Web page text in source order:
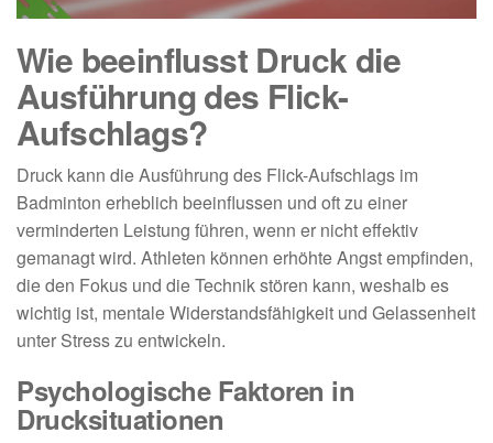
Wie beeinflusst Druck die
Ausführung des Flick-
Aufschlags?
Druck kann die Ausführung des Flick-Aufschlags im
Badminton erheblich beeinflussen und oft zu einer
verminderten Leistung führen, wenn er nicht effektiv
gemanagt wird. Athleten können erhöhte Angst empfinden,
die den Fokus und die Technik stören kann, weshalb es
wichtig ist, mentale Widerstandsfähigkeit und Gelassenheit
unter Stress zu entwickeln.
Psychologische Faktoren in
Drucksituationen